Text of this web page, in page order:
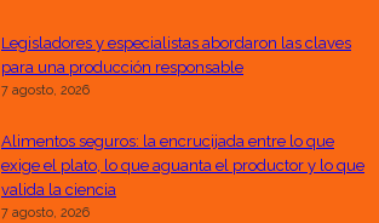
Legisladores y especialistas abordaron las claves
para una producción responsable
7 agosto, 2026
Alimentos seguros: la encrucijada entre lo que
exige el plato, lo que aguanta el productor y lo que
valida la ciencia
7 agosto, 2026